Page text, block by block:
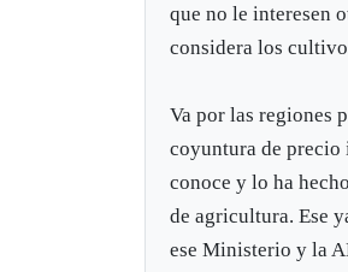
que no le interesen
considera los
Va por las regiones
coyuntura de precio
conoce y lo ha
de agricultura. Ese
ese Ministerio y la